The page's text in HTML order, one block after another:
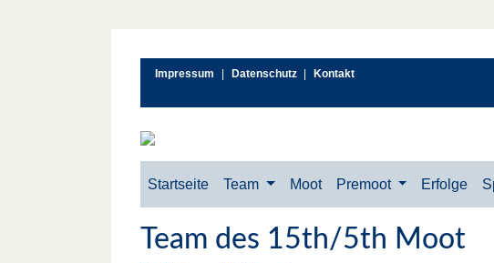
Impressum Datenschutz Kontakt
Startseite Team Moot Premoot Erfolge
Team des 15th/5th Moot